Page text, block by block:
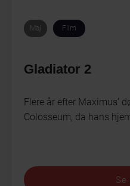
Maj Film
Gladiator 2
Flere år efter Maximus’
Colosseum, da hans
Se